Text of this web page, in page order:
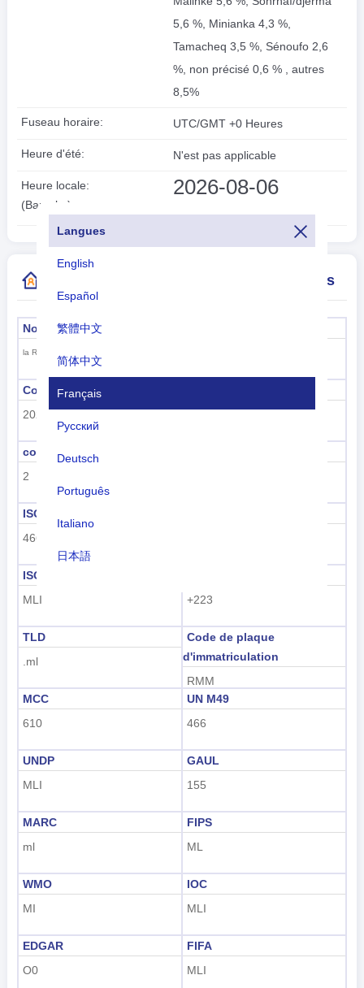
Langues
English
Español
繁體中文
简体中文
Français
Русский
Deutsch
Português
Italiano
日本語
한국어
5,6 %, Minianka 4,3 %,
Tamacheq 3,5 %, Sénoufo 2,6
%, non précisé 0,6 % , autres
8,5%
Fuseau horaire: UTC/GMT +0 Heures
Heure d'été: N'est pas applicable
Heure locale:
(Bamako)
2026-08-06
04:45:52
Plus d'informations sur l'indicatif de pays
Nom officiel
la République du Mali
Code de sous-région
202
code de région
2
ISO 3166-1 numérique
466
ISO 3166-1-Alpha-3
MLI
+223
TLD
.ml
Code de plaque
d'immatriculation
RMM
MCC
610
UN M49
466
UNDP
MLI
GAUL
155
MARC
ml
FIPS
ML
WMO
MI
IOC
MLI
EDGAR
O0
FIFA
MLI